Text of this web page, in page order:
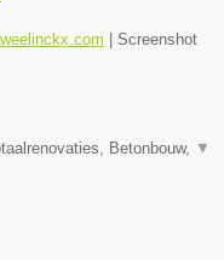
Screenshot
Betonbouw, ▼